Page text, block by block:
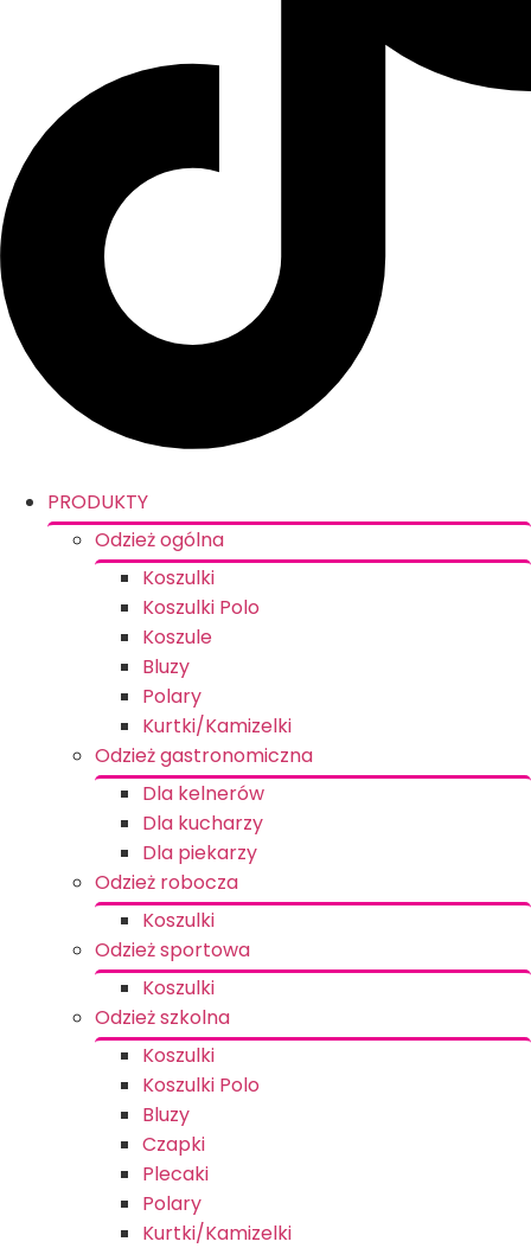
PRODUKTY
Odzież ogólna
Koszulki
Koszulki Polo
Koszule
Bluzy
Polary
Kurtki/Kamizelki
Odzież gastronomiczna
Dla kelnerów
Dla kucharzy
Dla piekarzy
Odzież robocza
Koszulki
Odzież sportowa
Koszulki
Odzież szkolna
Koszulki
Koszulki Polo
Bluzy
Czapki
Plecaki
Polary
Kurtki/Kamizelki